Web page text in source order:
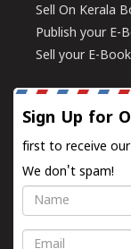
Sell On Kerala
Publish your E-
Sell your E-Book
Sign Up for
first to receive
We don't spam!
Name
Email